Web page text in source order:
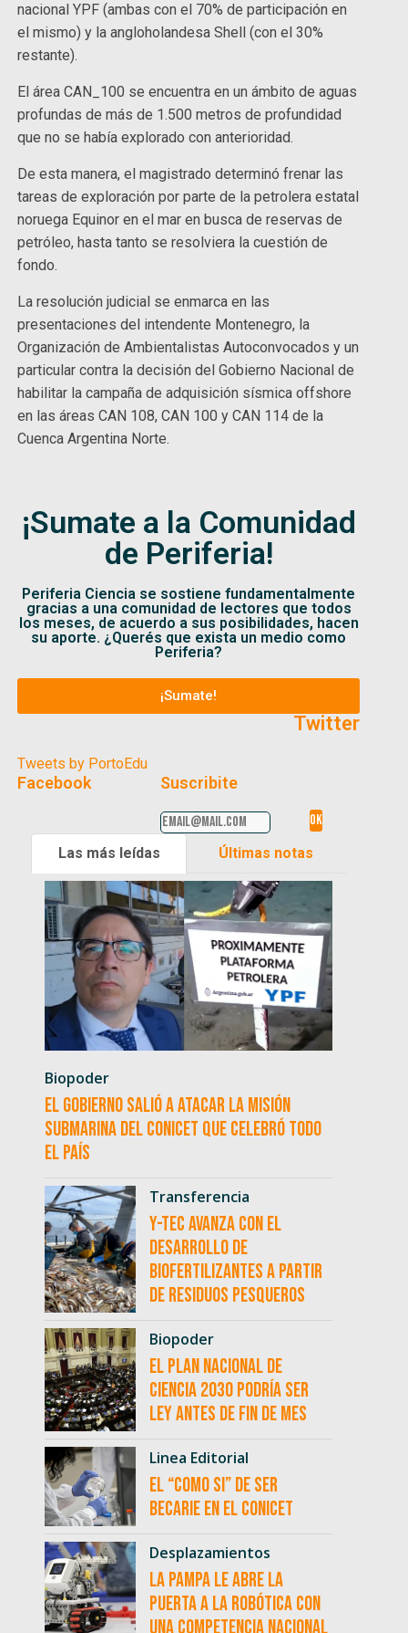
nacional YPF (ambas con el 70% de participación en
el mismo) y la angloholandesa Shell (con el 30%
restante).
El área CAN_100 se encuentra en un ámbito de aguas
profundas de más de 1.500 metros de profundidad
que no se había explorado con anterioridad.
De esta manera, el magistrado determinó frenar las
tareas de exploración por parte de la petrolera estatal
noruega Equinor en el mar en busca de reservas de
petróleo, hasta tanto se resolviera la cuestión de
fondo.
La resolución judicial se enmarca en las
presentaciones del intendente Montenegro, la
Organización de Ambientalistas Autoconvocados y un
particular contra la decisión del Gobierno Nacional de
habilitar la campaña de adquisición sísmica offshore
en las áreas CAN 108, CAN 100 y CAN 114 de la
Cuenca Argentina Norte.
¡Sumate a la Comunidad
de Periferia!
Periferia Ciencia se sostiene fundamentalmente
gracias a una comunidad de lectores que todos
los meses, de acuerdo a sus posibilidades, hacen
su aporte. ¿Querés que exista un medio como
Periferia?
¡Sumate!
Twitter
Tweets by PortoEdu
Facebook Suscribite
Las más leídas Últimas notas
Biopoder
El Gobierno salió a atacar la misión
submarina del CONICET que celebró todo
el país
Transferencia
Y-TEC avanza con el
desarrollo de
biofertilizantes a partir
de residuos pesqueros
Biopoder
El Plan Nacional de
Ciencia 2030 podría ser
ley antes de fin de mes
Linea Editorial
El “como si” de ser
becarie en el CONICET
Desplazamientos
La Pampa le abre la
puerta a la robótica con
una competencia nacional